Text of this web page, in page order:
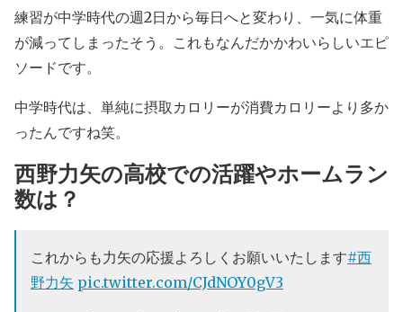
練習が中学時代の週2日から毎日へと変わり、一気に体重
が減ってしまったそう。これもなんだかかわいらしいエピ
ソードです。
中学時代は、単純に摂取カロリーが消費カロリーより多か
ったんですね笑。
西野力矢の高校での活躍やホームラン
数は？
これからも力矢の応援よろしくお願いいたします#西
野力矢 pic.twitter.com/CJdNOY0gV3